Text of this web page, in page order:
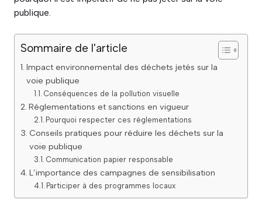
publique.
Sommaire de l'article
Impact environnemental des déchets jetés sur la
voie publique
Conséquences de la pollution visuelle
Réglementations et sanctions en vigueur
Pourquoi respecter ces réglementations
Conseils pratiques pour réduire les déchets sur la
voie publique
Communication papier responsable
L’importance des campagnes de sensibilisation
Participer à des programmes locaux